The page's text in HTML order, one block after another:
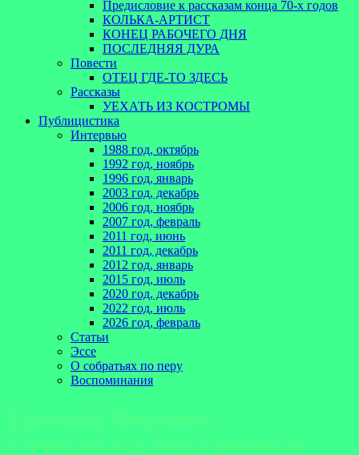
Предисловие к рассказам конца 70-х годов
КОЛЬКА-АРТИСТ
КОНЕЦ РАБОЧЕГО ДНЯ
ПОСЛЕДНЯЯ ДУРА
Повести
ОТЕЦ ГДЕ-ТО ЗДЕСЬ
Рассказы
УЕХАТЬ ИЗ КОСТРОМЫ
Публицистика
Интервью
1988 год, октябрь
1992 год, ноябрь
1996 год, январь
2003 год, декабрь
2006 год, ноябрь
2007 год, февраль
2011 год, июнь
2011 год, декабрь
2012 год, январь
2015 год, июль
2020 год, декабрь
2022 год, июль
2026 год, февраль
Статьи
Эссе
О собратьях по перу
Воспоминания